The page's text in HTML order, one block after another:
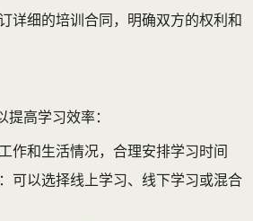
详细的培训合同，明确双方的权利和
高学习效率：
作和生活情况，合理安排学习时间
：可以选择线上学习、线下学习或混合